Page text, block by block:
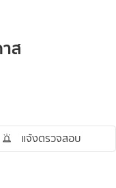
ส
แจ้งตรวจสอบ